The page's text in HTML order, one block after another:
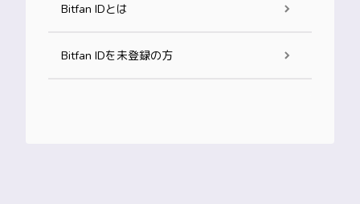
Bitfan IDとは
Bitfan IDを未登録の方